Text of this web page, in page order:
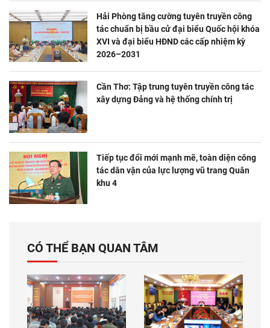
Hải Phòng tăng cường tuyên truyền công
tác chuẩn bị bầu cử đại biểu Quốc hội khóa
XVI và đại biểu HĐND các cấp nhiệm kỳ
2026–2031
Cần Thơ: Tập trung tuyên truyền công tác
xây dựng Đảng và hệ thống chính trị
Tiếp tục đổi mới mạnh mẽ, toàn diện công
tác dân vận của lực lượng vũ trang Quân
khu 4
CÓ THỂ BẠN QUAN TÂM